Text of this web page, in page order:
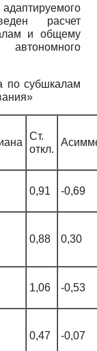
расчет
и общему
по субшкалам
Ст.
откл.
0,91 -0,69
0,88 0,30
1,06 -0,53
0,47 -0,07